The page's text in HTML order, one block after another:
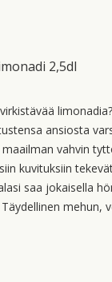
2,5dl
ansiosta
vahvin
kuvituksiin
saa jokaisella
mehun,